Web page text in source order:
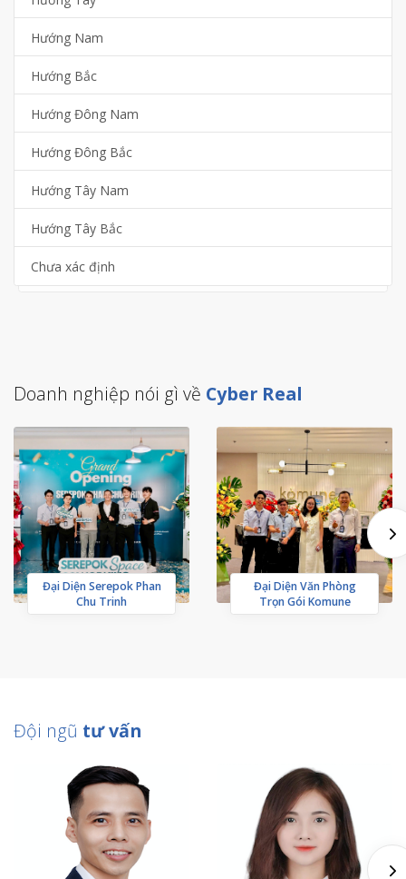
Hướng Nam
Hướng Bắc
Hướng Đông Nam
Hướng Đông Bắc
Hướng Tây Nam
Hướng Tây Bắc
Chưa xác định
Doanh nghiệp nói gì về Cyber Real
Đại Diện Serepok Phan
Chu Trinh
Đại Diện Văn Phòng
Trọn Gói Komune
Đội ngũ tư vấn